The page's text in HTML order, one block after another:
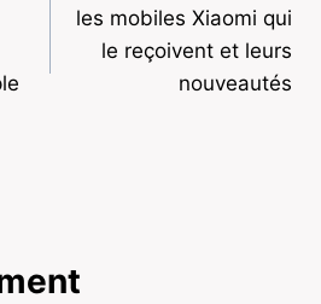
les mobiles Xiaomi qui
le reçoivent et leurs
nouveautés